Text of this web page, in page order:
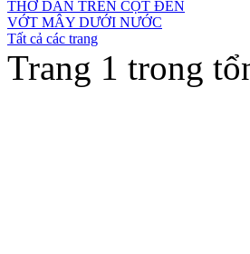
THƠ DÁN TRÊN CỘT ĐÈN
VỚT MÂY DƯỚI NƯỚC
Tất cả các trang
Trang 1 trong